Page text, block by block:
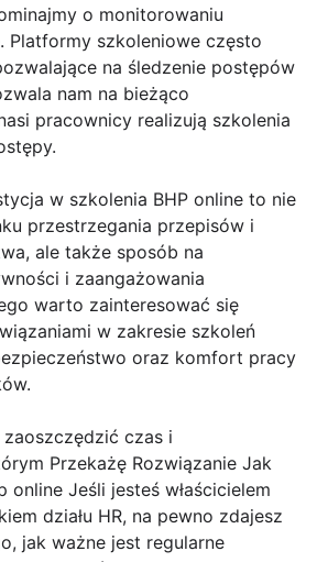
o monitorowaniu
Platformy szkoleniowe często
na śledzenie postępów
nam na bieżąco
pracownicy realizują szkolenia
w szkolenia BHP online to nie
przestrzegania przepisów i
ale także sposób na
i zaangażowania
warto zainteresować się
w zakresie szkoleń
oraz komfort pracy
czas i
Przekażę Rozwiązanie Jak
online Jeśli jesteś właścicielem
działu HR, na pewno zdajesz
jak ważne jest regularne